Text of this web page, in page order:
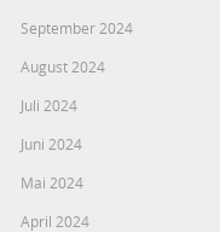
September 2024
August 2024
Juli 2024
Juni 2024
Mai 2024
April 2024